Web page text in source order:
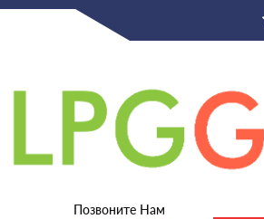
Позвоните Нам